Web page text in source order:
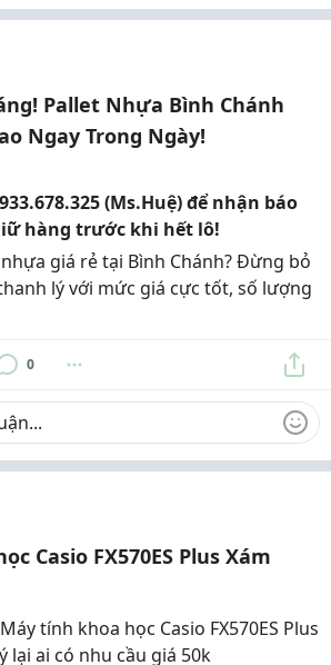
Pallet Nhựa Bình Chánh
Ngay Trong Ngày!
(Ms.Huệ) để nhận báo
hàng trước khi hết lô!
giá rẻ tại Bình Chánh? Đừng bỏ
lý với mức giá cực tốt, số lượng
0
Casio FX570ES Plus Xám
tính khoa học Casio FX570ES Plus
lại ai có nhu cầu giá 50k